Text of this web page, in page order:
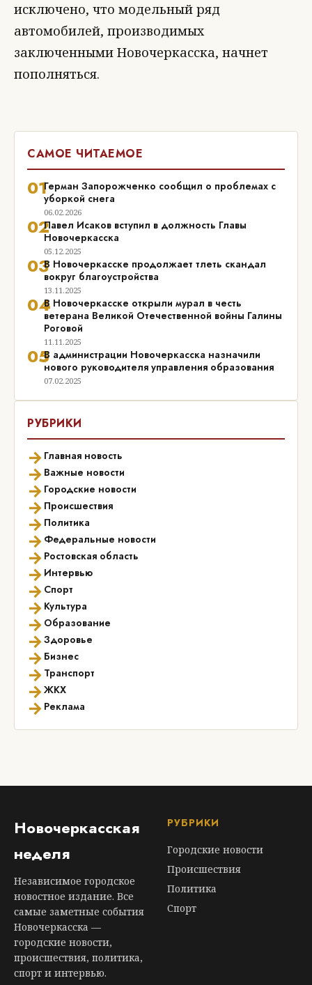
исключено, что модельный ряд
автомобилей, производимых
заключенными Новочеркасска, начнет
пополняться.
САМОЕ ЧИТАЕМОЕ
01Герман Запорожченко сообщил о проблемах с
уборкой снега
06.02.2026
02Павел Исаков вступил в должность Главы
Новочеркасска
05.12.2025
03В Новочеркасске продолжает тлеть скандал
вокруг благоустройства
13.11.2025
04В Новочеркасске открыли мурал в честь
ветерана Великой Отечественной войны Галины
Роговой
11.11.2025
05В администрации Новочеркасска назначили
нового руководителя управления образования
07.02.2025
РУБРИКИ
→ Главная новость
→ Важные новости
→ Городские новости
→ Происшествия
→ Политика
→ Федеральные новости
→ Ростовская область
→ Интервью
→ Спорт
→ Культура
→ Образование
→Здоровье
→ Бизнес
→ Транспорт
→ЖКХ
→ Реклама
Новочеркасская
неделя
Независимое городское
новостное издание. Все
самые заметные события
Новочеркасска —
городские новости,
происшествия, политика,
спорт и интервью.
РУБРИКИ
Городские новости
Происшествия
Политика
Спорт